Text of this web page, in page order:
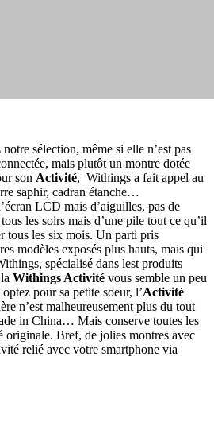
sélection, même si elle n’est pas
mais plutôt un montre dotée
son Activité, Withings a fait appel au
saphir, cadran étanche…
LCD mais d’aiguilles, pas de
les soirs mais d’une pile tout ce qu’il
tous les six mois. Un parti pris
modèles exposés plus hauts, mais qui
spécialisé dans lest produits
Withings Activité vous semble un peu
pour sa petite soeur, l’Activité
n’est malheureusement plus du tout
in China… Mais conserve toutes les
originale. Bref, de jolies montres avec
relié avec votre smartphone via